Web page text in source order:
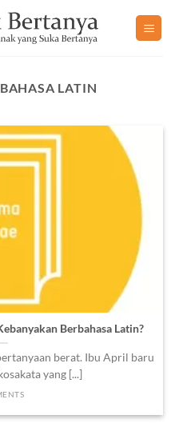
BAHASA LATIN
Berbahasa Latin?
berat. Ibu April baru
yang [...]